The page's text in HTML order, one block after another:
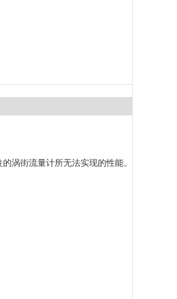
涡街流量计所无法实现的性能。